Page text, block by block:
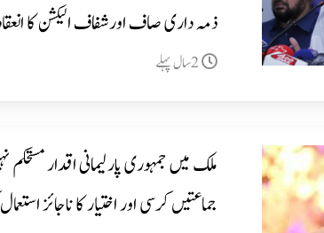
ذمہ داری صاف اورشفاف الیکشن کا
ملک میں جمہوری پارلیمانی اقدار
جماعتیں کرسی اور اختیار کا ناجائز